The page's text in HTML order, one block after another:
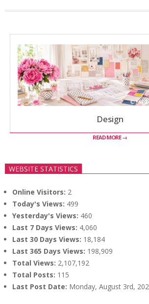
Design
READ MORE →
WEBSITE STATISTICS
Online Visitors: 2
Today's Views: 499
Yesterday's Views: 460
Last 7 Days Views: 4,060
Last 30 Days Views: 18,184
Last 365 Days Views: 198,909
Total Views: 2,107,192
Total Posts: 115
Last Post Date: Monday, August 3rd,